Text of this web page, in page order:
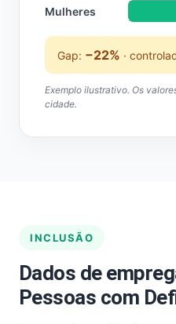
Mulheres
Gap: −22% ·
Exemplo ilustrativo. Os
cidade.
INCLUSÃO
Dados de
Pessoas com